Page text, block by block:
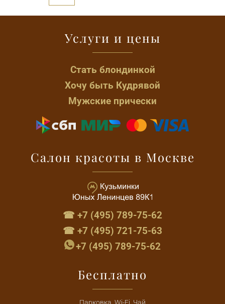
Услуги и цены
Стать блондинкой
Хочу быть Кудрявой
Мужские прически
Салон красоты в Москве
☎ +7 (495) 789-75-62
☎ +7 (495) 721-75-63
+7 (495) 789-75-62
Бесплатно